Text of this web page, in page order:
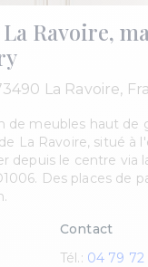
Ravoire,
La Ravoire,
de meubles haut de
La Ravoire, situé à
depuis le centre via
Des places de
Contact
Tél.: 04 79